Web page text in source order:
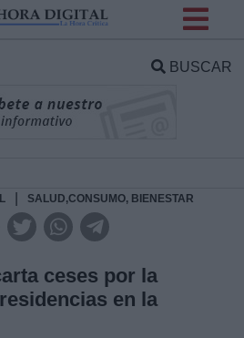
BUSCAR
SALUD,CONSUMO, BIENESTAR
ceses por la
en la